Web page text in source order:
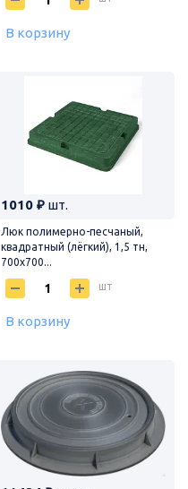
В корзину
1010 ₽ шт.
Люк полимерно-песчаный,
квадратный (лёгкий), 1,5 тн,
700х700...
шт
В корзину